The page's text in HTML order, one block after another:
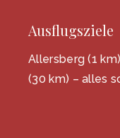
Ausflugsziele
Allersberg (1
(30 km) – alles